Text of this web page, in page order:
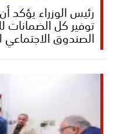
رئيس الوزراء يؤكد
توفير كل الضمانات
الصندوق الاجتماعي